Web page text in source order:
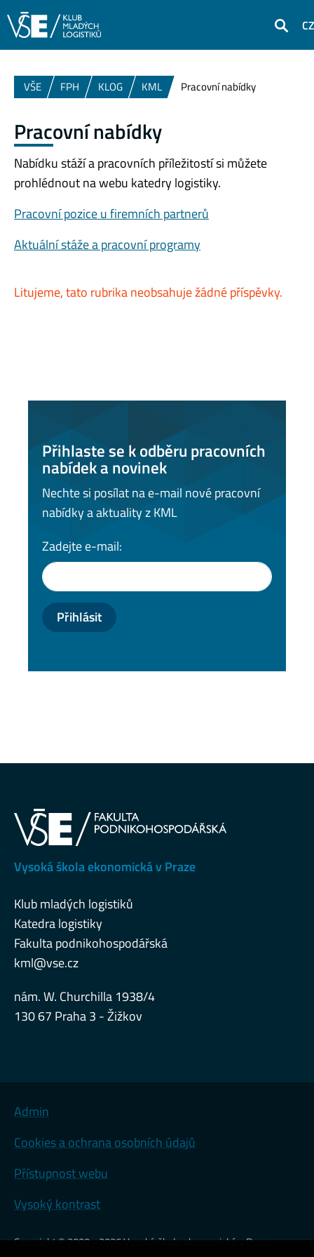
Hledat
VŠE FPH KLOG KML Pracovní nabídky
Pracovní nabídky
Nabídku stáží a pracovních příležitostí si můžete
prohlédnout na webu katedry logistiky.
Pracovní pozice u firemních partnerů
Aktuální stáže a pracovní programy
Litujeme, tato rubrika neobsahuje žádné příspěvky.
Přihlaste se k odběru pracovních
nabídek a novinek
Nechte si posílat na e-mail nové pracovní
nabídky a aktuality z KML
Zadejte e-mail:
Přihlásit
Vysoká škola ekonomická v Praze
Klub mladých logistiků
Katedra logistiky
Fakulta podnikohospodářská
kml@vse.cz
nám. W. Churchilla 1938/4
130 67 Praha 3 - Žižkov
Admin
Cookies a ochrana osobních údajů
Přístupnost webu
Vysoký kontrast
Copyright © 2000 - 2026 Vysoká škola ekonomická v Praze